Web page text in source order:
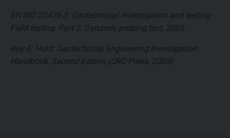
EN ISO 22476-3: Geotechnical investigation and testing -
Field testing. Part 2: Dynamic probing test, 2005.
Roy E. Hunt: Geotechnical Engineering Investigation
Handbook, Second Edition (CRC Press, 2005)